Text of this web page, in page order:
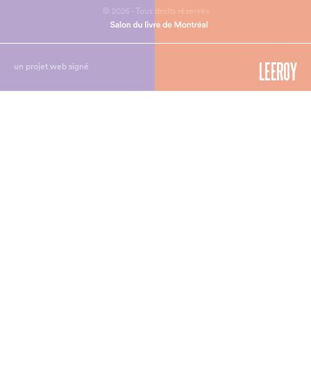
© 2026 - Tous droits réservés
un projet web signé